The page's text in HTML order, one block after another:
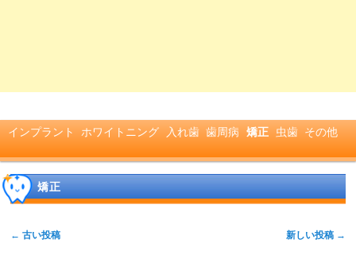
メインメニュー
メインコンテンツへ移動
サブコンテンツへ移動
インプラント ホワイトニング 入れ歯 歯周病 矯正 虫歯 その他
矯正
投稿ナビゲーション
← 古い投稿 新しい投稿 →